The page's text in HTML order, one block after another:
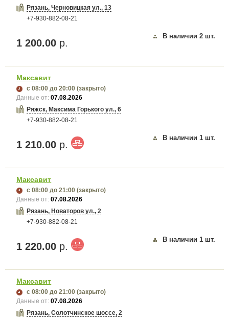
Рязань, Черновицкая ул., 13
+7-930-882-08-21
1 200.00 р.
В наличии 2 шт.
Максавит
с 08:00 до 20:00 (закрыто)
Данные от:07.08.2026
Ряжск, Максима Горького ул., 6
+7-930-882-08-21
1 210.00 р.
В наличии 1 шт.
Максавит
с 08:00 до 21:00 (закрыто)
Данные от:07.08.2026
Рязань, Новаторов ул., 2
+7-930-882-08-21
1 220.00 р.
В наличии 1 шт.
Максавит
с 08:00 до 21:00 (закрыто)
Данные от:07.08.2026
Рязань, Солотчинское шоссе, 2